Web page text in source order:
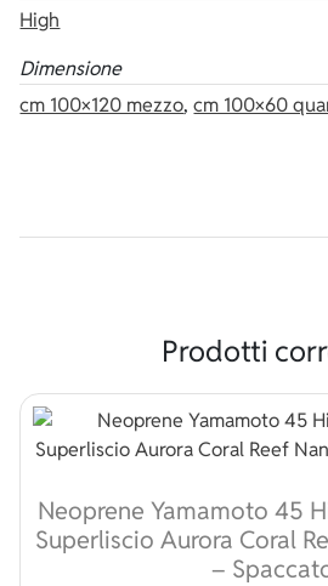
High
Dimensione
cm 100×120 mezzo,cm 100×60
Prodotti
Neoprene Yamamoto 45
Superliscio Aurora Coral
–